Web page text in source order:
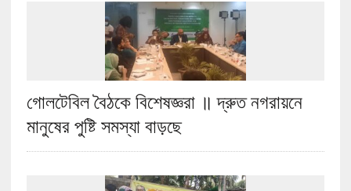
গোলটেবিল বৈঠকে বিশেষজ্ঞরা ॥ দ্রুত নগরায়নে
মানুষের পুষ্টি সমস্যা বাড়ছে